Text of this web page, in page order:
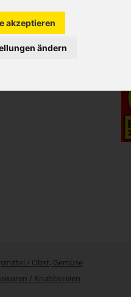
akzeptieren
ändern
/ Obst, Gemüse
/ Knabbereien